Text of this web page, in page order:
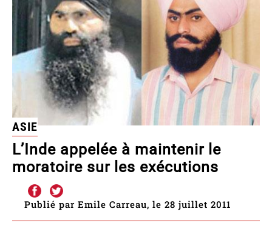
L’Inde appelée à maintenir le
moratoire sur les exécutions
ASIE
Publié par Emile Carreau, le 28 juillet 2011